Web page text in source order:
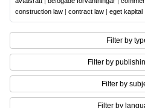
construction law | contract law | eget kapital
Filter by
Filter by
Filter by
Filter by